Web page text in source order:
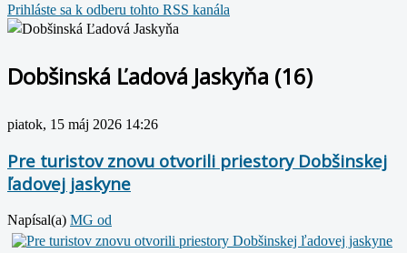
Prihláste sa k odberu tohto RSS kanála
Dobšinská Ľadová Jaskyňa (16)
piatok, 15 máj 2026 14:26
Pre turistov znovu otvorili priestory Dobšinskej
ľadovej jaskyne
Napísal(a) MG od